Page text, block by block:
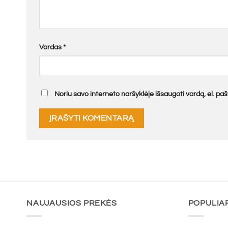
Vardas *
Noriu savo interneto naršyklėje išsaugoti vardą, el.
NAUJAUSIOS PREKĖS